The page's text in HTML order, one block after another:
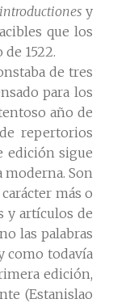
y
que los
1522.
de tres
para los
año de
repertorios
edición sigue
moderna. Son
más o
y artículos de
las palabras
como todavía
edición,
(Estanislao